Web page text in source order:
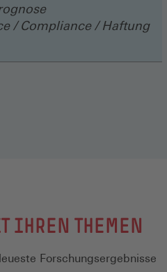
/ Compliance / Haftung
IHREN THEMEN
Forschungsergebnisse